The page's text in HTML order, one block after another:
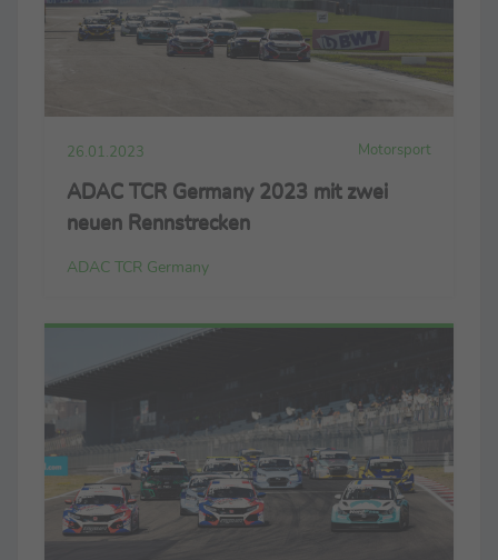
26.01.2023 Motorsport
ADAC TCR Germany 2023 mit zwei
neuen Rennstrecken
ADAC TCR Germany